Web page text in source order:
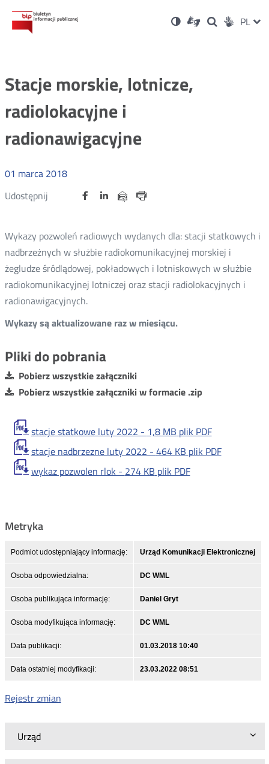
Ustawienia
Wersja
kontrastowa
Dla
niesłyszących
OtwórzOtwórz
w
Otwórz
w
Social PL
Urząd
Stacje morskie, lotnicze,
radiolokacyjne i
radionawigacyjne
01 marca 2018
Udostępnij
Udostępnij
Otwórz Udostępnij
na
OtwórzUdostępnij
na
OtwórzUdostępnij
przez
Wykazy pozwoleń radiowych wydanych dla: stacji statkowych i
nadbrzeżnych w służbie radiokomunikacyjnej morskiej i
żegludze śródlądowej, pokładowych i lotniskowych w służbie
radiokomunikacyjnej lotniczej oraz stacji radiolokacyjnych i
radionawigacyjnych.
Wykazy są aktualizowane raz w miesiącu.
Pliki do pobrania
Pobierz wszystkie załączniki
Pobierz wszystkie załączniki w formacie .zip
stacje statkowe luty 2022 - 1,8 MB plik PDF
stacje nadbrzezne luty 2022 - 464 KB plik PDF
wykaz pozwolen rlok - 274 KB plik PDF
Metryka
Podmiot udostępniający informację: Urząd Komunikacji Elektronicznej
Osoba odpowiedzialna: DC WML
Osoba publikująca informację: Daniel Gryt
Osoba modyfikująca informację: DC WML
Data publikacji: 01.03.2018 10:40
Data ostatniej modyfikacji: 23.03.2022 08:51
Rejestr zmian